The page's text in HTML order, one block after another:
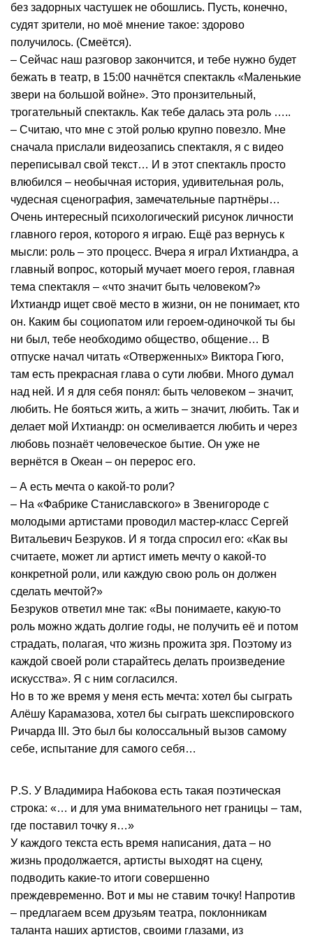
без задорных частушек не обошлись. Пусть, конечно,
судят зрители, но моё мнение такое: здорово
получилось. (Смеётся).
– Сейчас наш разговор закончится, и тебе нужно будет
бежать в театр, в 15:00 начнётся спектакль «Маленькие
звери на большой войне». Это пронзительный,
трогательный спектакль. Как тебе далась эта роль …..
– Считаю, что мне с этой ролью крупно повезло. Мне
сначала прислали видеозапись спектакля, я с видео
переписывал свой текст… И в этот спектакль просто
влюбился – необычная история, удивительная роль,
чудесная сценография, замечательные партнёры…
Очень интересный психологический рисунок личности
главного героя, которого я играю. Ещё раз вернусь к
мысли: роль – это процесс. Вчера я играл Ихтиандра, а
главный вопрос, который мучает моего героя, главная
тема спектакля – «что значит быть человеком?»
Ихтиандр ищет своё место в жизни, он не понимает, кто
он. Каким бы социопатом или героем-одиночкой ты бы
ни был, тебе необходимо общество, общение… В
отпуске начал читать «Отверженных» Виктора Гюго,
там есть прекрасная глава о сути любви. Много думал
над ней. И я для себя понял: быть человеком – значит,
любить. Не бояться жить, а жить – значит, любить. Так и
делает мой Ихтиандр: он осмеливается любить и через
любовь познаёт человеческое бытие. Он уже не
вернётся в Океан – он перерос его.
– А есть мечта о какой-то роли?
– На «Фабрике Станиславского» в Звенигороде с
молодыми артистами проводил мастер-класс Сергей
Витальевич Безруков. И я тогда спросил его: «Как вы
считаете, может ли артист иметь мечту о какой-то
конкретной роли, или каждую свою роль он должен
сделать мечтой?»
Безруков ответил мне так: «Вы понимаете, какую-то
роль можно ждать долгие годы, не получить её и потом
страдать, полагая, что жизнь прожита зря. Поэтому из
каждой своей роли старайтесь делать произведение
искусства». Я с ним согласился.
Но в то же время у меня есть мечта: хотел бы сыграть
Алёшу Карамазова, хотел бы сыграть шекспировского
Ричарда III. Это был бы колоссальный вызов самому
себе, испытание для самого себя…
P.S. У Владимира Набокова есть такая поэтическая
строка: «… и для ума внимательного нет границы – там,
где поставил точку я…»
У каждого текста есть время написания, дата – но
жизнь продолжается, артисты выходят на сцену,
подводить какие-то итоги совершенно
преждевременно. Вот и мы не ставим точку! Напротив
– предлагаем всем друзьям театра, поклонникам
таланта наших артистов, своими глазами, из